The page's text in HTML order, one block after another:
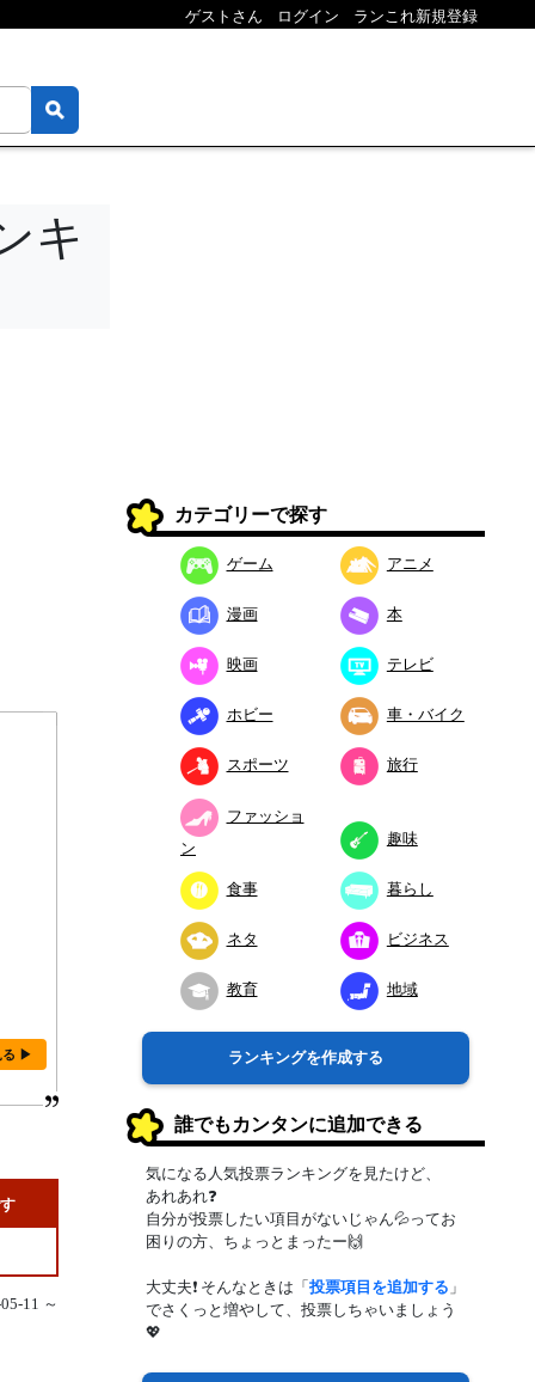
ゲストさん ログイン ランこれ新規登録
キ
る ▶
11 ～
カテゴリーで探す
ゲーム アニメ
漫画 本
映画 テレビ
ホビー 車・バイク
スポーツ 旅行
ファッショ
ン
趣味
食事 暮らし
ネタ ビジネス
教育 地域
ランキングを作成する
誰でもカンタンに追加できる
気になる人気投票ランキングを見たけど、
あれあれ❓
自分が投票したい項目がないじゃん💦ってお
困りの方、ちょっとまったー🙌
大丈夫❗ そんなときは「投票項目を追加する 」
でさくっと増やして、投票しちゃいましょう
💖